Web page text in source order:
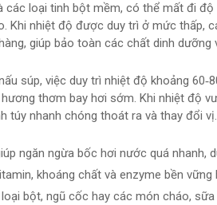
các loại tinh bột mềm, có thể mất đi
Khi nhiệt độ được duy trì ở mức thấp,
giúp bảo toàn các chất dinh dưỡng
súp, việc duy trì nhiệt độ khoảng
thơm bay hơi sớm. Khi nhiệt độ
túy nhanh chóng thoát ra và thay đổi vị.
ngăn ngừa bốc hơi nước quá nhanh,
khoáng chất và enzyme bền vững
bột, ngũ cốc hay các món cháo,